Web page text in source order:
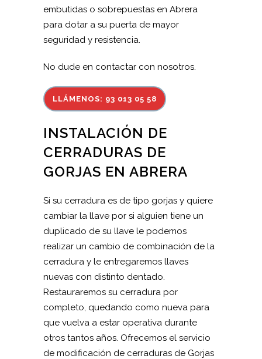
embutidas o sobrepuestas en Abrera
para dotar a su puerta de mayor
seguridad y resistencia.
No dude en contactar con nosotros.
LLÁMENOS: 93 013 05 58
INSTALACIÓN DE
CERRADURAS DE
GORJAS EN ABRERA
Si su cerradura es de tipo gorjas y quiere
cambiar la llave por si alguien tiene un
duplicado de su llave le podemos
realizar un cambio de combinación de la
cerradura y le entregaremos llaves
nuevas con distinto dentado.
Restauraremos su cerradura por
completo, quedando como nueva para
que vuelva a estar operativa durante
otros tantos años. Ofrecemos el servicio
de modificación de cerraduras de Gorjas